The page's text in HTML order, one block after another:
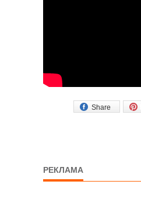
Share
РЕКЛАМА